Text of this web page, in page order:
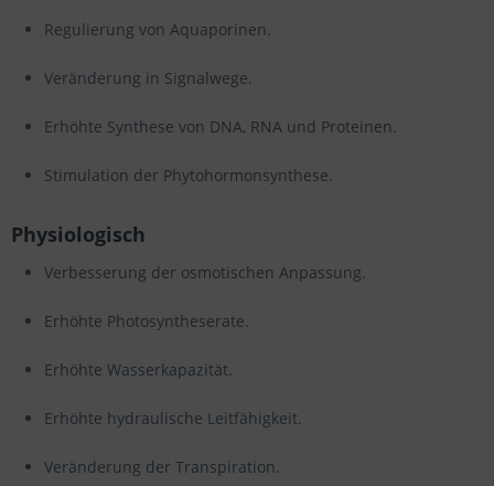
Regulierung von Aquaporinen.
Veränderung in Signalwege.
Erhöhte Synthese von DNA, RNA und Proteinen.
Stimulation der Phytohormonsynthese.
Physiologisch
Verbesserung der osmotischen Anpassung.
Erhöhte Photosyntheserate.
Erhöhte Wasserkapazität.
Erhöhte hydraulische Leitfähigkeit.
Veränderung der Transpiration.